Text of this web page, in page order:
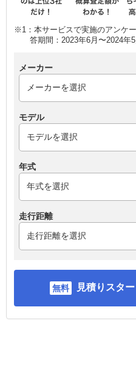
※1：本サービスで実施のアンケ
答期間：2023年6月〜2024年5
メーカー
モデル
年式
走行距離
見積りスター